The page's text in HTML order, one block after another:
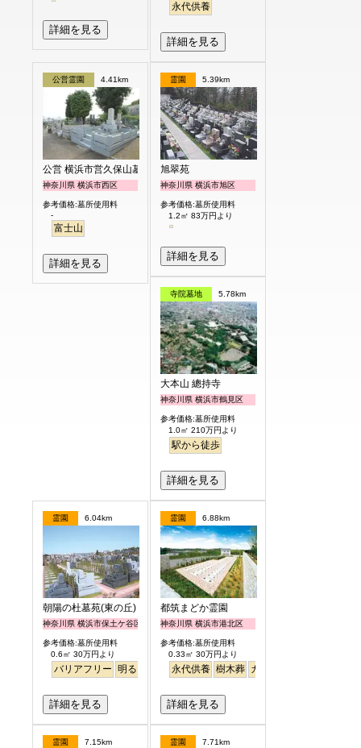
詳細を見る
永代供養
詳細を見る
公営霊園 4.41km
公営 横浜市営久保山墓地
神奈川県 横浜市西区
参考価格:墓所使用料
-
富士山
詳細を見る
霊園 5.39km
旭翠苑
神奈川県 横浜市旭区
参考価格:墓所使用料
1.2㎡ 83万円より
詳細を見る
寺院墓地 5.78km
大本山 總持寺
神奈川県 横浜市鶴見区
参考価格:墓所使用料
1.0㎡ 210万円より
駅から徒歩
詳細を見る
霊園 6.04km
朝陽の杜墓苑(東の丘)
神奈川県 横浜市保土ケ谷区
参考価格:墓所使用料
0.6㎡ 30万円より
バリアフリー 明るい
詳細を見る
霊園 6.88km
都筑まどか霊園
神奈川県 横浜市港北区
参考価格:墓所使用料
0.33㎡ 30万円より
永代供養 樹木葬 ガーデニング
詳細を見る
霊園 7.15km 霊園 7.71km